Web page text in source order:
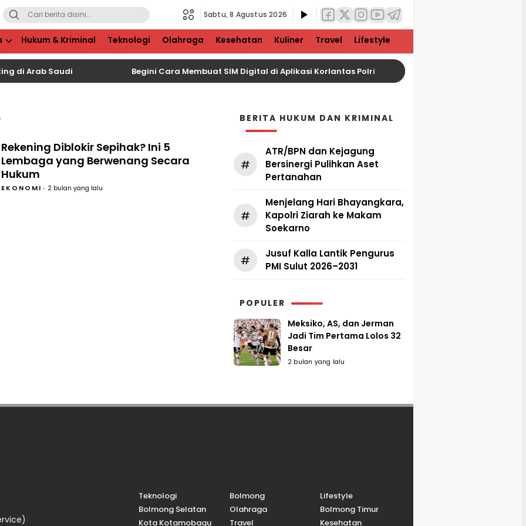
Sabtu, 8 Agustus 2026
Hukum & Kriminal Teknologi Olahraga Kesehatan Kuliner Travel Lifestyle
di Arab Saudi Begini Cara Membuat SIM Digital di Aplikasi Korlantas Polri
Rekening Diblokir Sepihak? Ini 5
Lembaga yang Berwenang Secara
Hukum
EKONOMI 2 bulan yang lalu
BERITA HUKUM DAN KRIMINAL
#
ATR/BPN dan Kejagung
Bersinergi Pulihkan Aset
Pertanahan
#
Menjelang Hari Bhayangkara,
Kapolri Ziarah ke Makam
Soekarno
#
Jusuf Kalla Lantik Pengurus
PMI Sulut 2026–2031
POPULER
Meksiko, AS, dan Jerman
Jadi Tim Pertama Lolos 32
Besar
2 bulan yang lalu
Teknologi Bolmong
Lifestyle
Bolmong Selatan
Olahraga
Bolmong Timur
Kota Kotamobagu
Travel Kesehatan